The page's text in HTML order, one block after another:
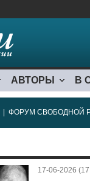
АВТОРЫ В
ФОРУМ СВОБОДНОЙ
17-06-2026